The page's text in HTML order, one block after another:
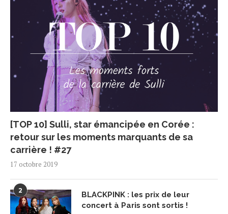
[TOP 10] Sulli, star émancipée en Corée :
retour sur les moments marquants de sa
carrière ! #27
17 octobre 2019
2
BLACKPINK : les prix de leur
concert à Paris sont sortis !